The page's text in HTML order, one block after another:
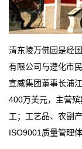
清东陵万佛园是经
有限公司与遵化市
宣威集团董事长浦
400万美元，主营
工；工艺品、农副
ISO9001质量管理